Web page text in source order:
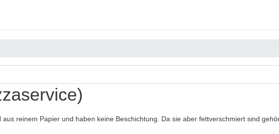
reinem Papier und haben keine Beschichtung. Da sie aber fettverschmiert sind